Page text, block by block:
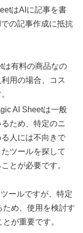
はAIに記事を書
の記事作成に抵抗
は有料の商品なの
用の場合、コス
AI Sheetは一般
ため、特定のニ
人には不向きで
ツールを探して
とが必要です。
ールですが、特定
め、使用を検討す
が重要です。